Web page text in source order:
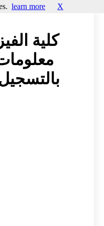
كلية
learn more X